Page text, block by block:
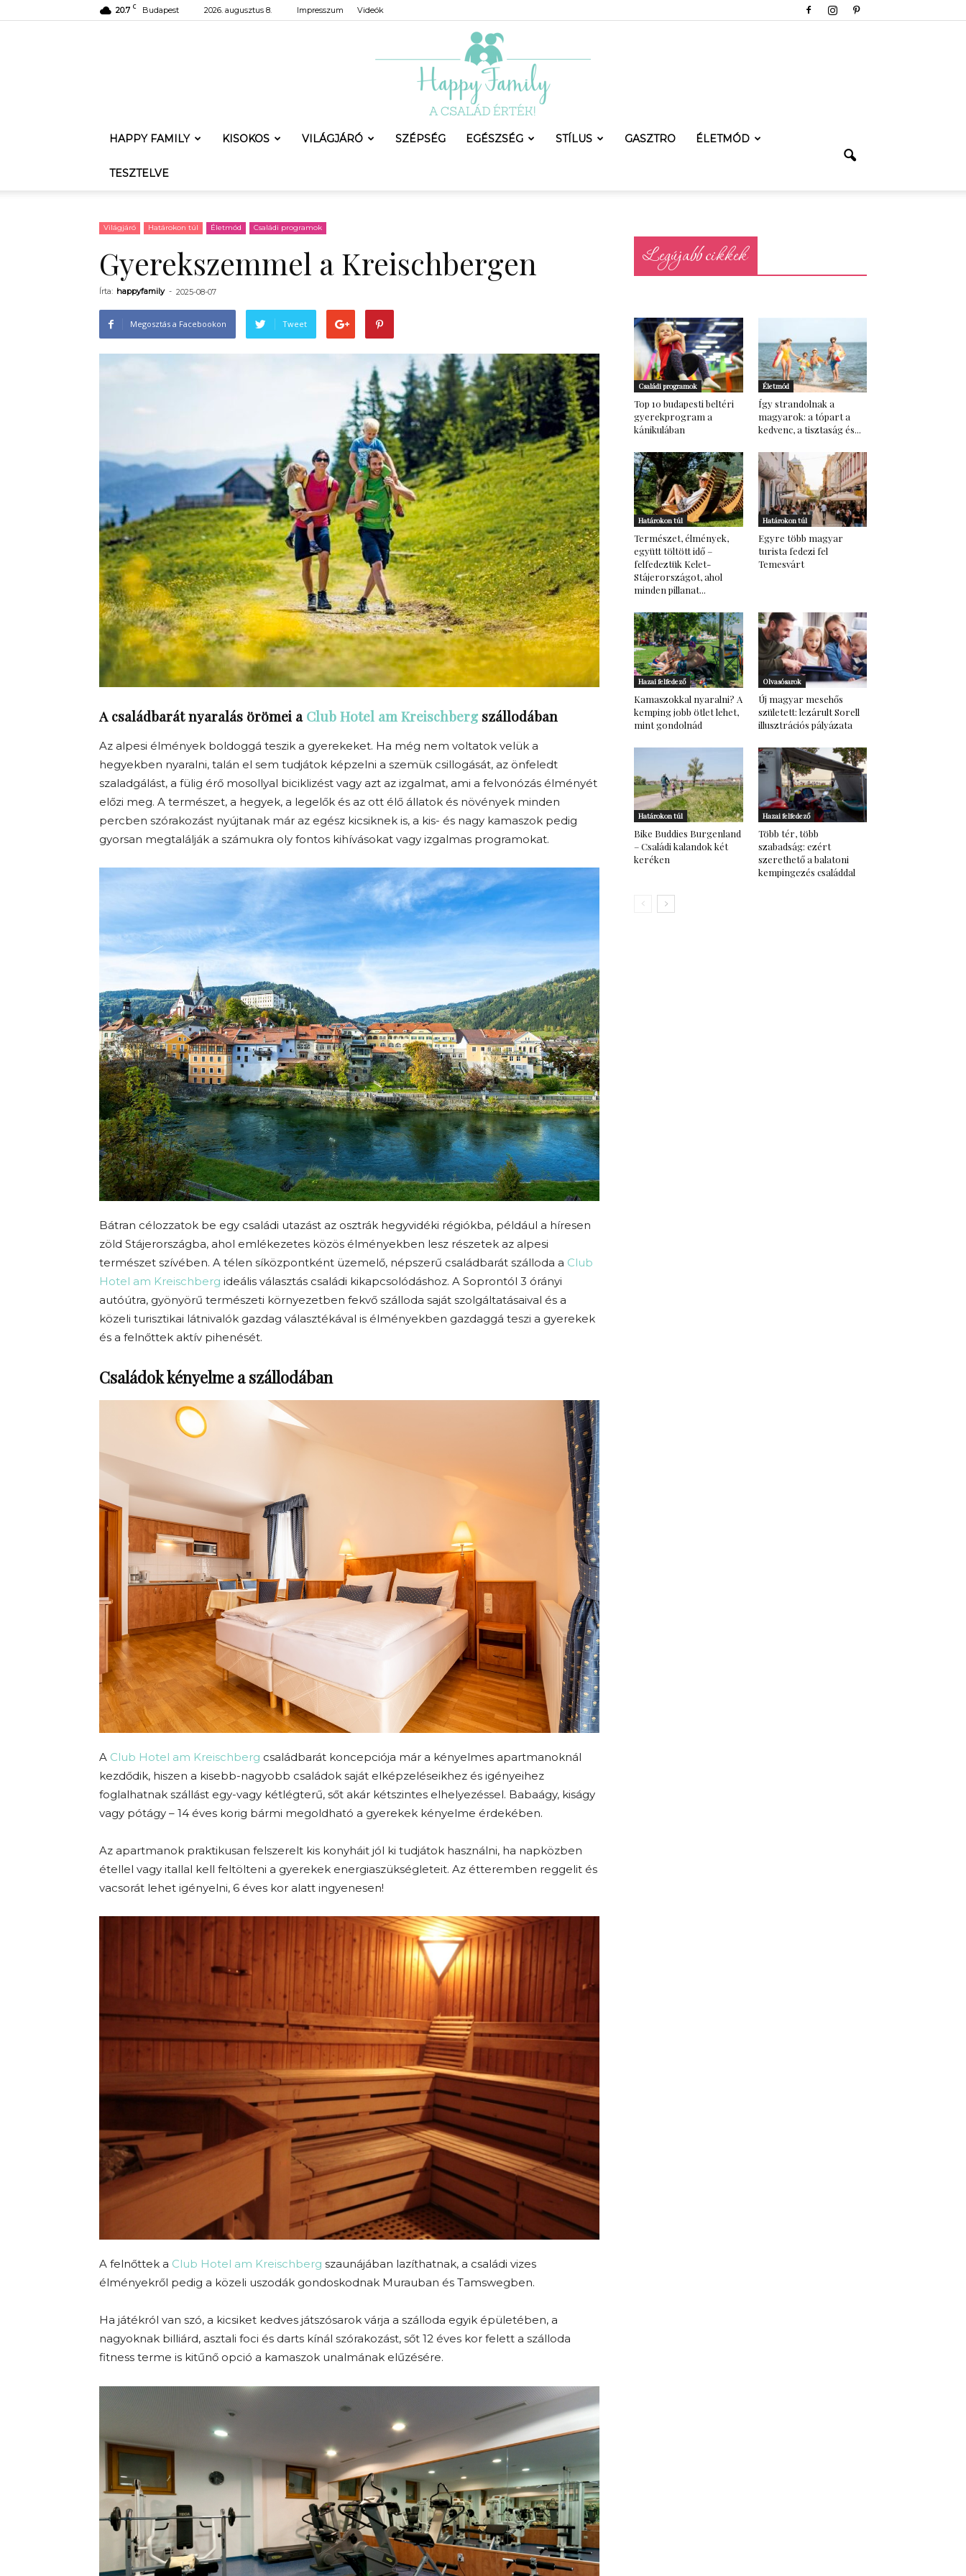
20.7 C Budapest 2026. augusztus 8. Impresszum Videók
Family
–
minden
ami
család
HAPPY FAMILY KISOKOS VILÁGJÁRÓ SZÉPSÉG EGÉSZSÉG STÍLUS GASZTRO ÉLETMÓD
TESZTELVE
Világjáró Határokon túl Életmód Családi programok
Gyerekszemmel a Kreischbergen
Írta: happyfamily - 2025-08-07
Megosztás a Facebookon Tweet
A családbarát nyaralás örömei aClub Hotel am Kreischbergszállodában
Az alpesi élmények boldoggá teszik a gyerekeket. Ha még nem voltatok velük a
hegyekben nyaralni, talán el sem tudjátok képzelni a szemük csillogását, az önfeledt
szaladgálást, a fülig érő mosollyal biciklizést vagy azt az izgalmat, ami a felvonózás élményét
előzi meg. A természet, a hegyek, a legelők és az ott élő állatok és növények minden
percben szórakozást nyújtanak már az egész kicsiknek is, a kis- és nagy kamaszok pedig
gyorsan megtalálják a számukra oly fontos kihívásokat vagy izgalmas programokat.
Bátran célozzatok be egy családi utazást az osztrák hegyvidéki régiókba, például a híresen
zöld Stájerországba, ahol emlékezetes közös élményekben lesz részetek az alpesi
természet szívében. A télen síközpontként üzemelő, népszerű családbarát szálloda a Club
Hotel am Kreischberg ideális választás családi kikapcsolódáshoz. A Soprontól 3 órányi
autóútra, gyönyörű természeti környezetben fekvő szálloda saját szolgáltatásaival és a
közeli turisztikai látnivalók gazdag választékával is élményekben gazdaggá teszi a gyerekek
és a felnőttek aktív pihenését.
Családok kényelme a szállodában
A Club Hotel am Kreischberg családbarát koncepciója már a kényelmes apartmanoknál
kezdődik, hiszen a kisebb-nagyobb családok saját elképzeléseikhez és igényeihez
foglalhatnak szállást egy-vagy kétlégterű, sőt akár kétszintes elhelyezéssel. Babaágy, kiságy
vagy pótágy – 14 éves korig bármi megoldható a gyerekek kényelme érdekében.
Az apartmanok praktikusan felszerelt kis konyháit jól ki tudjátok használni, ha napközben
étellel vagy itallal kell feltölteni a gyerekek energiaszükségleteit. Az étteremben reggelit és
vacsorát lehet igényelni, 6 éves kor alatt ingyenesen!
A felnőttek a Club Hotel am Kreischberg szaunájában lazíthatnak, a családi vizes
élményekről pedig a közeli uszodák gondoskodnak Murauban és Tamswegben.
Ha játékról van szó, a kicsiket kedves játszósarok várja a szálloda egyik épületében, a
nagyoknak billiárd, asztali foci és darts kínál szórakozást, sőt 12 éves kor felett a szálloda
fitness terme is kitűnő opció a kamaszok unalmának elűzésére.
Legújabb cikkek
Családi programok
Top 10 budapesti beltéri
gyerekprogram a
kánikulában
Életmód
Így strandolnak a
magyarok: a tópart a
kedvenc, a tisztaság és...
Határokon túl
Természet, élmények,
együtt töltött idő –
felfedeztük Kelet-
Stájerországot, ahol
minden pillanat...
Határokon túl
Egyre több magyar
turista fedezi fel
Temesvárt
Hazai felfedező
Kamaszokkal nyaralni? A
kemping jobb ötlet lehet,
mint gondolnád
Olvasósarok
Új magyar mesehős
született: lezárult Sorell
illusztrációs pályázata
Határokon túl
Bike Buddies Burgenland
– Családi kalandok két
keréken
Hazai felfedező
Több tér, több
szabadság: ezért
szerethető a balatoni
kempingezés családdal